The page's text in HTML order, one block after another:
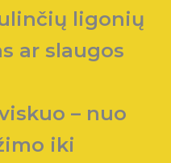
ligonių
ar slaugos
– nuo
iki